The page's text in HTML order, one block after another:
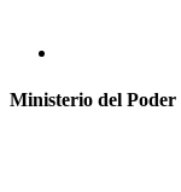
Ministerio del Poder